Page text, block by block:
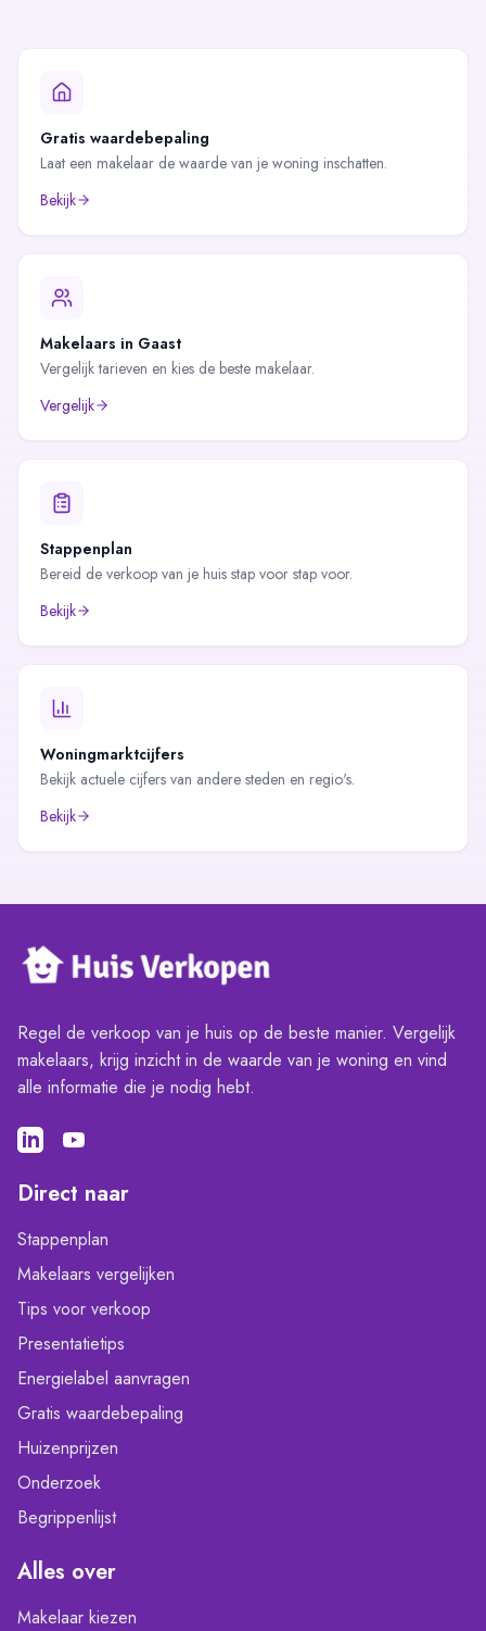
Gratis waardebepaling
Laat een makelaar de waarde van je woning inschatten.
Bekijk
Makelaars in Gaast
Vergelijk tarieven en kies de beste makelaar.
Vergelijk
Stappenplan
Bereid de verkoop van je huis stap voor stap voor.
Bekijk
Woningmarktcijfers
Bekijk actuele cijfers van andere steden en regio's.
Bekijk
Regel de verkoop van je huis op de beste manier. Vergelijk
makelaars, krijg inzicht in de waarde van je woning en vind
alle informatie die je nodig hebt.
Direct naar
Stappenplan
Makelaars vergelijken
Tips voor verkoop
Presentatietips
Energielabel aanvragen
Gratis waardebepaling
Huizenprijzen
Onderzoek
Begrippenlijst
Alles over
Makelaar kiezen